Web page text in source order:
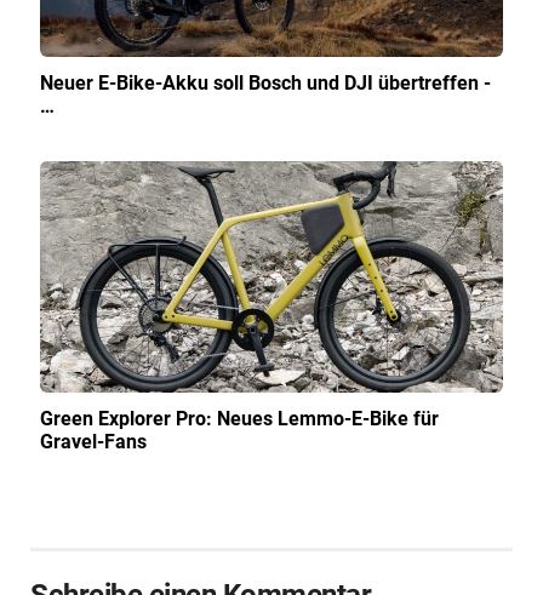
Neuer E-Bike-Akku soll Bosch und DJI übertreffen -
…
Green Explorer Pro: Neues Lemmo-E-Bike für
Gravel-Fans